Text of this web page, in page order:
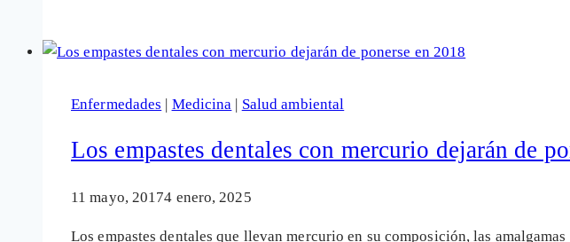
Tribunal
obliga
la
Comisión
a
Enfermedades | Medicina | Salud ambiental
Los empastes dentales con mercurio dejarán de
11 mayo, 20174 enero, 2025
Los empastes dentales que llevan mercurio en su composición, las